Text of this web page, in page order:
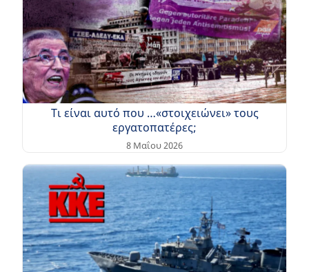
Τι είναι αυτό που …«στοιχειώνει» τους
εργατοπατέρες;
8 Μαΐου 2026